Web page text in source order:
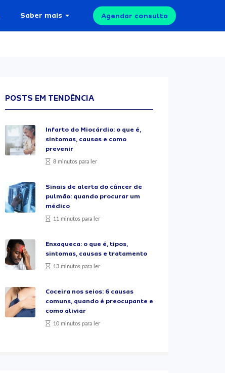
Saber mais Agendar consulta
POSTS EM TENDÊNCIA
Infarto do Miocárdio: o que é,
sintomas, causas e como
prevenir
8 minutos para ler
Sinais de alerta do câncer de
pulmão: quando procurar um
médico
11 minutos para ler
Enxaqueca: o que é, tipos,
sintomas, causas e tratamento
13 minutos para ler
Coceira nos seios: 6 causas
comuns, quando é preocupante e
como aliviar
10 minutos para ler